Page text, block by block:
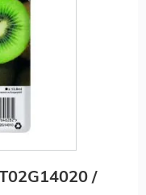
/